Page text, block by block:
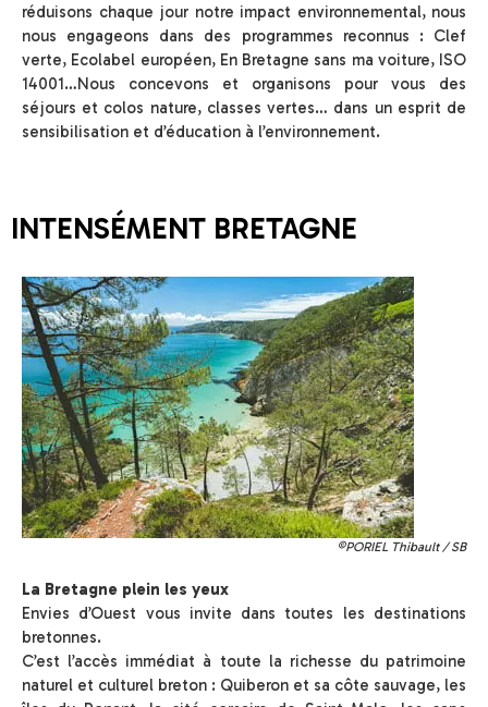
réduisons chaque jour notre impact environnemental, nous
nous engageons dans des programmes reconnus : Clef
verte, Ecolabel européen, En Bretagne sans ma voiture, ISO
14001…Nous concevons et organisons pour vous des
séjours et colos nature, classes vertes… dans un esprit de
sensibilisation et d’éducation à l’environnement.
INTENSÉMENT BRETAGNE
©PORIEL Thibault / SB
La Bretagne plein les yeux
Envies d’Ouest vous invite dans toutes les destinations
bretonnes.
C’est l’accès immédiat à toute la richesse du patrimoine
naturel et culturel breton : Quiberon et sa côte sauvage, les